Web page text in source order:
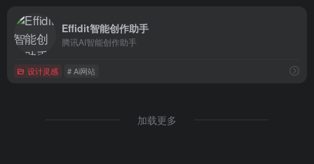
Effidit智能创作助手
腾讯AI智能创作助手
设计灵感 # Ai网站
加载更多